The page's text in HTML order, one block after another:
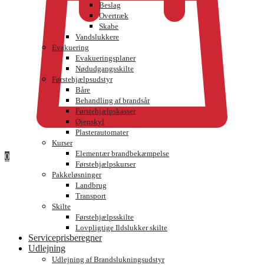
0
Beslag
Overtræk
Skabe
Vandslukkere
Evakuering
Evakueringsplaner
Nødudgangsskilte
Førstehjælpsudstyr
Båre
Behandling af brandsår
Førstehjælpskasser
Øjenskyl
Plasterautomater
Kurser
Elementær brandbekæmpelse
Førstehjælpskurser
Pakkeløsninger
Landbrug
Transport
Skilte
Førstehjælpsskilte
Lovpligtige Ildslukker skilte
Serviceprisberegner
Udlejning
Udlejning af Brandslukningsudstyr